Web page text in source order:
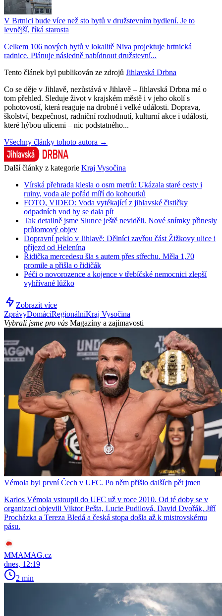
V Brtnici bude více než sto bytů v družstevním bydlení. Je to
levnější, říká starosta
Celkem 106 nových bytů v lokalitě Niva projektuje brtnická
radnice. Plánuje následně nabídnout družstevní...
Tento článek byl publikován ze zdrojů Jihlavská Drbna
Co se děje v Jihlavě, nezůstává v Jihlavě – Jihlavská Drbna má o
tom přehled. Sleduje život v krajském městě i v jeho okolí s
pohotovostí, která reaguje na drobné i velké události. Doprava,
školství, bezpečnost, radniční rozhodnutí, kulturní akce i události,
které hýbou ulicemi – nic podstatného...
Všechny články tohoto autora →
Další články z kategorie Kraj Vysočina
Vírská přehrada klesla o osm metrů: Ukázala staré cesty i
ruiny, voda ale pořád míří do kohoutků
FOTO, VIDEO: Voda vytékající z jihlavské čističky
odpadních vod by se dala pít
Tak detailně jsme Slunce ještě neviděli. Nové snímky přinesly
průlomový objev
Dopravní peklo v Jihlavě: Dělníci zavřou část Žižkovy ulice i
příjezd od Helenína
Řidička mercedesu šla s autem přes střechu. Měla 1,70
promile a přišla o řidičák
Péči o novorozence a kojence v třebíčské nemocnici zlepší
vyhřívané lůžko
Zobrazit více
ZprávyDomácíRegionálníKraj Vysočina
Vybrali jsme pro vás Magazíny a zajímavosti
Vémola byl první Čech v UFC. Po něm přišlo dalších pět jmen
Karlos Vémola vstoupil do UFC už v roce 2010. Od té doby se v
organizaci objevili Viktor Pešta, Lucie Pudilová, David Dvořák, Jiří
Procházka a Tereza Bledá a česká stopa došla až k mistrovskému
pásu.
MMAMAG.cz
dnes, 12:19
2 min